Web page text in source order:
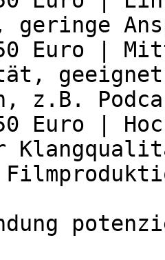
geringe
Euro |
z.B.
Euro |